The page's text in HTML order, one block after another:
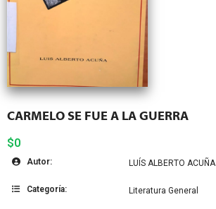
CARMELO SE FUE A LA GUERRA
$0
Autor: LUÍS ALBERTO ACUÑA
Categoría: Literatura General